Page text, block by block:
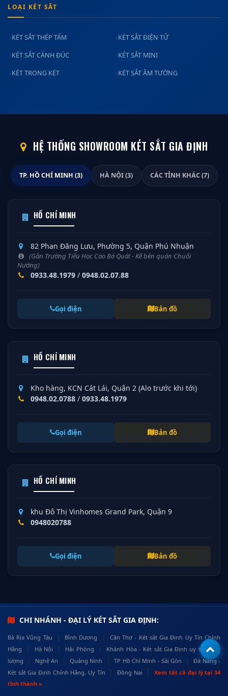
LOẠI KÉT SẮT
KÉT SẮT THÉP TẤM KÉT SẮT ĐIỆN TỬ
KÉT SẮT CÁNH ĐÚC KÉT SẮT MINI
KÉT TRONG KÉT KÉT SẮT ÂM TƯỜNG
HỆ THỐNG SHOWROOM KÉT SẮT GIA ĐỊNH
TP. HỒ CHÍ MINH (3) HÀ NỘI (3) CÁC TỈNH KHÁC (7)
HỒ CHÍ MINH
82 Phan Đăng Lưu, Phường 5, Quận Phú Nhuận
(Gần Trường Tiểu Học Cao Bá Quát - Kế bên quán Chuối
Nướng)
0933.48.1979 / 0948.02.07.88
Gọi điện Bản đồ
HỒ CHÍ MINH
Kho hàng, KCN Cát Lái, Quận 2 (Alo trước khi tới)
0948.02.0788 / 0933.48.1979
Gọi điện Bản đồ
HỒ CHÍ MINH
khu Đô Thị Vinhomes Grand Park, Quận 9
0948020788
Gọi điện Bản đồ
CHI NHÁNH - ĐẠI LÝ KÉT SẮT GIA ĐỊNH:
Bà Rịa Vũng Tàu | Bình Dương |
Cần Thơ - Két sắt Gia Định Uy Tín Chính
Hãng
| Hà Nội | Hải Phòng |
Khánh Hòa - Két sắt Gia Định uy tín, chất
lượng
| Nghệ An | Quảng Ninh | TP Hồ Chí Minh - Sài Gòn |
Đà Nẵng -
Két sắt Gia Định Chính Hãng, Uy Tín
| Đồng Nai |
Xem tất cả đại lý tại 34
tỉnh thành »